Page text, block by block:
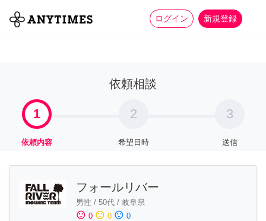
ログイン 新規登録
全て 家事 more_horiz
依頼相談
1
依頼内容
2
希望日時
3
送信
フォールリバー
男性 / 50代 / 岐阜県
sentiment_satisfied 0 sentiment_neutral 0 sentiment_dissatisfied 0